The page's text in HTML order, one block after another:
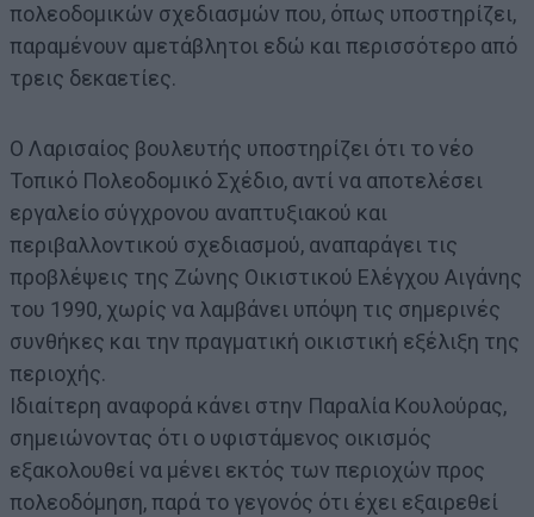
πολεοδομικών σχεδιασμών που, όπως υποστηρίζει,
παραμένουν αμετάβλητοι εδώ και περισσότερο από
τρεις δεκαετίες.
Ο Λαρισαίος βουλευτής υποστηρίζει ότι το νέο
Τοπικό Πολεοδομικό Σχέδιο, αντί να αποτελέσει
εργαλείο σύγχρονου αναπτυξιακού και
περιβαλλοντικού σχεδιασμού, αναπαράγει τις
προβλέψεις της Ζώνης Οικιστικού Ελέγχου Αιγάνης
του 1990, χωρίς να λαμβάνει υπόψη τις σημερινές
συνθήκες και την πραγματική οικιστική εξέλιξη της
περιοχής.
Ιδιαίτερη αναφορά κάνει στην Παραλία Κουλούρας,
σημειώνοντας ότι ο υφιστάμενος οικισμός
εξακολουθεί να μένει εκτός των περιοχών προς
πολεοδόμηση, παρά το γεγονός ότι έχει εξαιρεθεί